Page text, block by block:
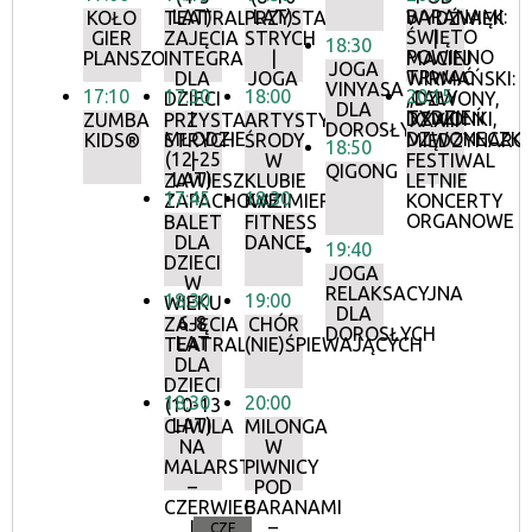
KOŁO
GIER
PLANSZOWYCH
17:10
ZUMBA
KIDS®
LAT)
TEATRALNE
ZAJĘCIA
INTEGRACYJNE
DLA
DZIECI
I
MŁODZIEŻY
(12-25
LAT)
17:30
PRZYSTANEK
STRYCH
|
ZAWIESZKI
ZAPACHOWE
17:45
BALET
DLA
DZIECI
W
WIEKU
6-8
LAT
18:30
ZAJĘCIA
TEATRALNE
DLA
DZIECI
(10-13
LAT)
18:30
CHWILA
NA
MALARSTWO
–
CZERWIEC
I
LAT)
PRZYSTANEK
STRYCH
JOGA
18:00
ARTYSTYCZNE
ŚRODY
W
KLUBIE
KAZIMIERZ
18:30
FITNESS
DANCE
19:00
CHÓR
(NIE)ŚPIEWAJĄCYCH
20:00
MILONGA
W
PIWNICY
POD
BARANAMI
–
18:30
JOGA
VINYASA
DLA
DOROSŁYCH
18:50
QIGONG
19:40
JOGA
RELAKSACYJNA
DLA
DOROSŁYCH
BARANAMI:
ŚWIĘTO
POWINNO
TRWAĆ
CAŁY
TYDZIEŃ
WYDŹWIĘK
|
MACIEJ
WIRMAŃSKI:
„DZWONY,
DZWONKI,
20:15
XXXIII
FESTIWAL
LETNIE
KONCERTY
ORGANOWE
CZE